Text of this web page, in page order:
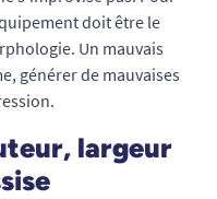
doit être le
Un mauvais
générer de mauvaises
largeur